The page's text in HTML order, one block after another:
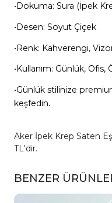
•Dokuma: Sura (İpek
•Desen: Soyut Çiçek
•Renk: Kahverengi,
•Kullanım: Günlük, Ofis,
•Günlük stilinize
keşfedin.
Aker İpek Krep Saten
TL'dir.
BENZER